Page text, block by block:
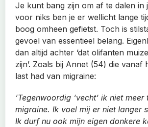
Je kunt bang zijn om af te dalen in
voor niks ben je er wellicht lange
boog omheen gefietst. Toch is
gevoel van essentieel belang.
dan altijd achter ‘dat olifanten
zijn’. Zoals bij Annet (54) die vanaf
last had van migraine:
‘Tegenwoordig ‘vecht’ ik niet meer
migraine. Ik voel mij er niet langer
Ik durf nu ook mijn eigen donkere